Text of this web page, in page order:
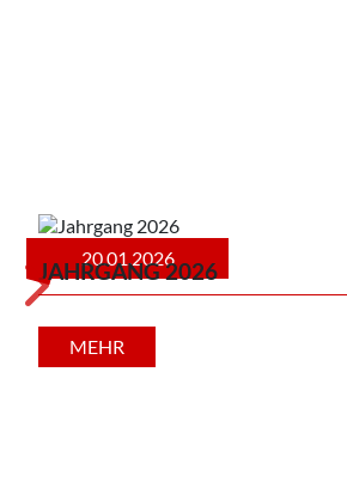
20.01.2026
JAHRGANG 2026
MEHR